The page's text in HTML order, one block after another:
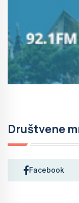
Društvene
Facebook